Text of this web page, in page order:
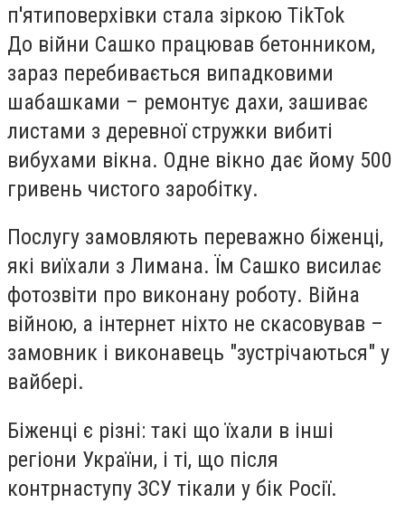
п'ятиповерхівки стала зіркою TikTok
До війни Сашко працював бетонником,
зараз перебивається випадковими
шабашками – ремонтує дахи, зашиває
листами з деревної стружки вибиті
вибухами вікна. Одне вікно дає йому 500
гривень чистого заробітку.
Послугу замовляють переважно біженці,
які виїхали з Лимана. Їм Сашко висилає
фотозвіти про виконану роботу. Війна
війною, а інтернет ніхто не скасовував –
замовник і виконавець "зустрічаються" у
вайбері.
Біженці є різні: такі що їхали в інші
регіони України, і ті, що після
контрнаступу ЗСУ тікали у бік Росії.